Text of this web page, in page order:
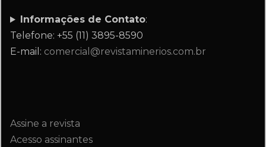
Informações de Contato:
Telefone: +55 (11) 3895-8590
E-mail: comercial@revistaminerios.com.br
Assine a revista
Acesso assinantes